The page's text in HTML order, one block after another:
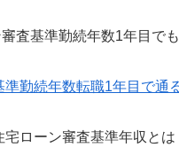
準勤続年数転職1年目で通